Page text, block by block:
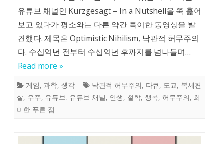
유튜브 채널인 Kurzgesagt – In a Nutshell을 쭉 훑어
보고 있다가 평소와는 다른 약간 특이한 동영상을 발
견했다. 제목은 Optimistic Nihilism, 낙관적 허무주의
다. 수십억년 전부터 수십억년 후까지를 넘나들며…
Read more »
게임, 과학, 생각 낙관적 허무주의, 다큐, 도교, 복세편
살, 우주, 유튜브, 유튜브 채널, 인생, 철학, 행복, 허무주의, 희
미한 푸른 점